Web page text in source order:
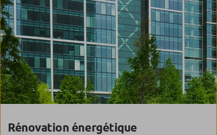
Rénovation énergétique